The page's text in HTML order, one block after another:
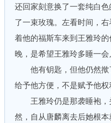
还回家刻意换了一套纯白
了一束玫瑰。左看时间，
着他的福斯车来到王雅玲
晚，是希望王雅玲多睡一会
他有钥匙，但他仍然揿
给予他方便，不是赋予他权
王雅玲仍是那袭睡袍，
然，自从唐麟离去后她根本